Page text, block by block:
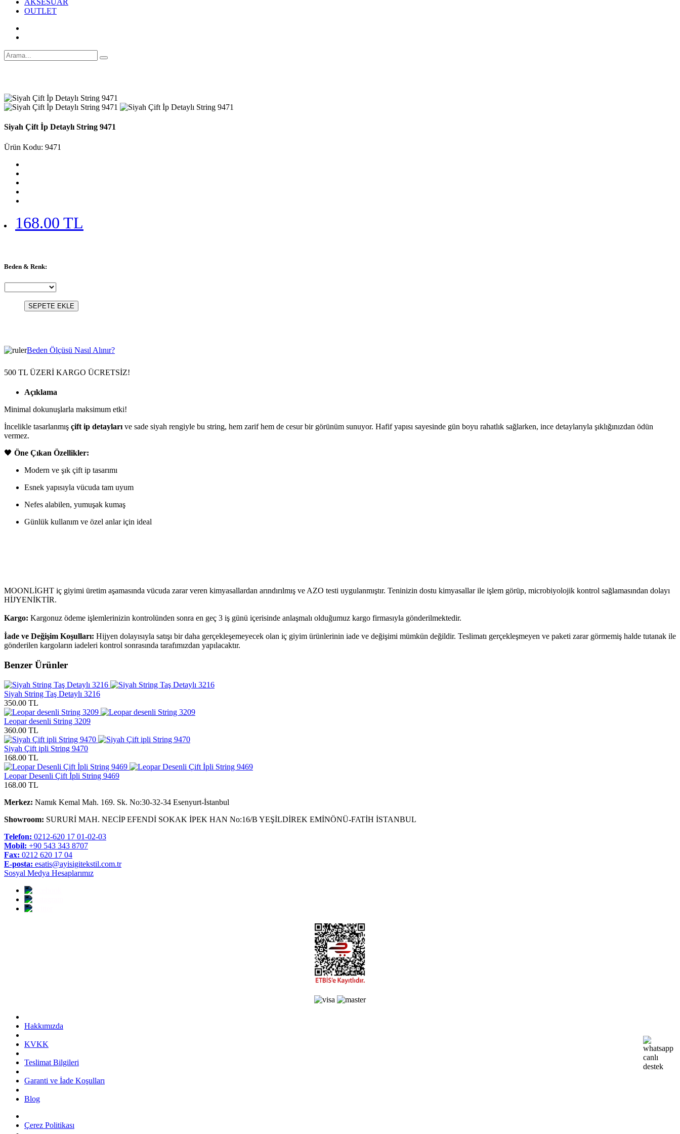
AKSESUAR
OUTLET
Siyah Çift İp Detaylı String 9471
Ürün Kodu: 9471
168.00 TL
Beden & Renk:
SEPETE EKLE
Beden Ölçüsü Nasıl Alınır?
500 TL ÜZERİ KARGO ÜCRETSİZ!
Açıklama
Minimal dokunuşlarla maksimum etki!
İncelikle tasarlanmış çift ip detayları ve sade siyah rengiyle bu string, hem zarif hem de cesur bir görünüm sunuyor. Hafif yapısı sayesinde gün boyu rahatlık sağlarken, ince detaylarıyla şıklığınızdan ödün
vermez.
🖤 Öne Çıkan Özellikler:
Modern ve şık çift ip tasarımı
Esnek yapısıyla vücuda tam uyum
Nefes alabilen, yumuşak kumaş
Günlük kullanım ve özel anlar için ideal
MOONLİGHT iç giyimi üretim aşamasında vücuda zarar veren kimyasallardan arındırılmış ve AZO testi uygulanmıştır. Teninizin dostu kimyasallar ile işlem görüp, microbiyolojik kontrol sağlamasından dolayı
HİJYENİKTİR.
Kargo: Kargonuz ödeme işlemlerinizin kontrolünden sonra en geç 3 iş günü içerisinde anlaşmalı olduğumuz kargo firmasıyla gönderilmektedir.
İade ve Değişim Koşulları: Hijyen dolayısıyla satışı bir daha gerçekleşemeyecek olan iç giyim ürünlerinin iade ve değişimi mümkün değildir. Teslimatı gerçekleşmeyen ve paketi zarar görmemiş halde tutanak ile
gönderilen kargoların iadeleri kontrol sonrasında tarafımızdan yapılacaktır.
Benzer Ürünler
Siyah String Taş Detaylı 3216
350.00 TL
Leopar desenli String 3209
360.00 TL
Siyah Çift ipli String 9470
168.00 TL
Leopar Desenli Çift İpli String 9469
168.00 TL
Merkez: Namık Kemal Mah. 169. Sk. No:30-32-34 Esenyurt-İstanbul
Showroom: SURURİ MAH. NECİP EFENDİ SOKAK İPEK HAN No:16/B YEŞİLDİREK EMİNÖNÜ-FATİH İSTANBUL
Telefon: 0212-620 17 01-02-03
Mobil: +90 543 343 8707
Fax: 0212 620 17 04
E-posta: esatis@ayisigitekstil.com.tr
Sosyal Medya Hesaplarımız
Hakkımızda
KVKK
Teslimat Bilgileri
Garanti ve İade Koşulları
Blog
Çerez Politikası